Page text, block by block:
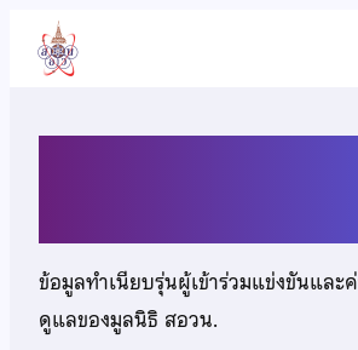
เนื้อหา
ข้อมูลทำเนียบรุ่นผู้เข้าร่วมแข่งขันและ
ดูแลของมูลนิธิ สอวน.